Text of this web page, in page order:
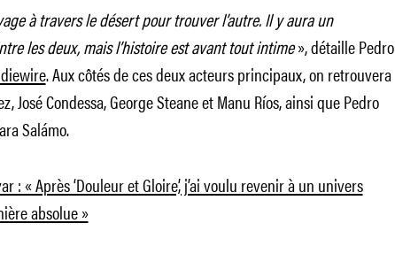
à travers le désert pour trouver l’autre. Il y aura un
les deux, mais l’histoire est avant tout intime», détaille Pedro
. Aux côtés de ces deux acteurs principaux, on retrouvera
José Condessa, George Steane et Manu Ríos, ainsi que Pedro
Salámo.
: « Après ‘Douleur et Gloire’, j’ai voulu revenir à un univers
absolue »